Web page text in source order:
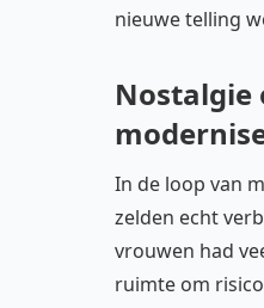
nieuwe telling
Nostalgie
In de loop van
zelden echt
vrouwen had
ruimte om